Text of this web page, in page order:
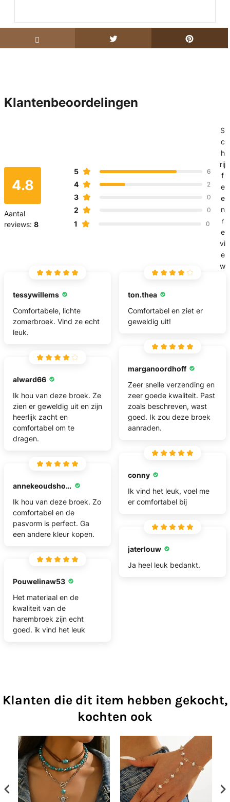
Klantenbeoordelingen
4.8
Aantal
reviews: 8
5 6
4 2
3 0
2 0
1 0
S
c
h
rij
f
e
e
n
r
e
vi
e
w
tessywillems
Comfortabele, lichte
zomerbroek. Vind ze echt
leuk.
ton.thea
Comfortabel en ziet er
geweldig uit!
marganoordhoff
Zeer snelle verzending en
zeer goede kwaliteit. Past
zoals beschreven, wast
goed. Ik zou deze broek
aanraden.
alward66
Ik hou van deze broek. Ze
zien er geweldig uit en zijn
heerlijk zacht en
comfortabel om te
dragen.
conny
Ik vind het leuk, voel me
er comfortabel bij
annekeoudshoorn30
Ik hou van deze broek. Zo
comfortabel en de
pasvorm is perfect. Ga
een andere kleur kopen.
jaterlouw
Ja heel leuk bedankt.
Pouwelinaw53
Het materiaal en de
kwaliteit van de
harembroek zijn echt
goed. ik vind het leuk
Klanten die dit item hebben gekocht,
kochten ook